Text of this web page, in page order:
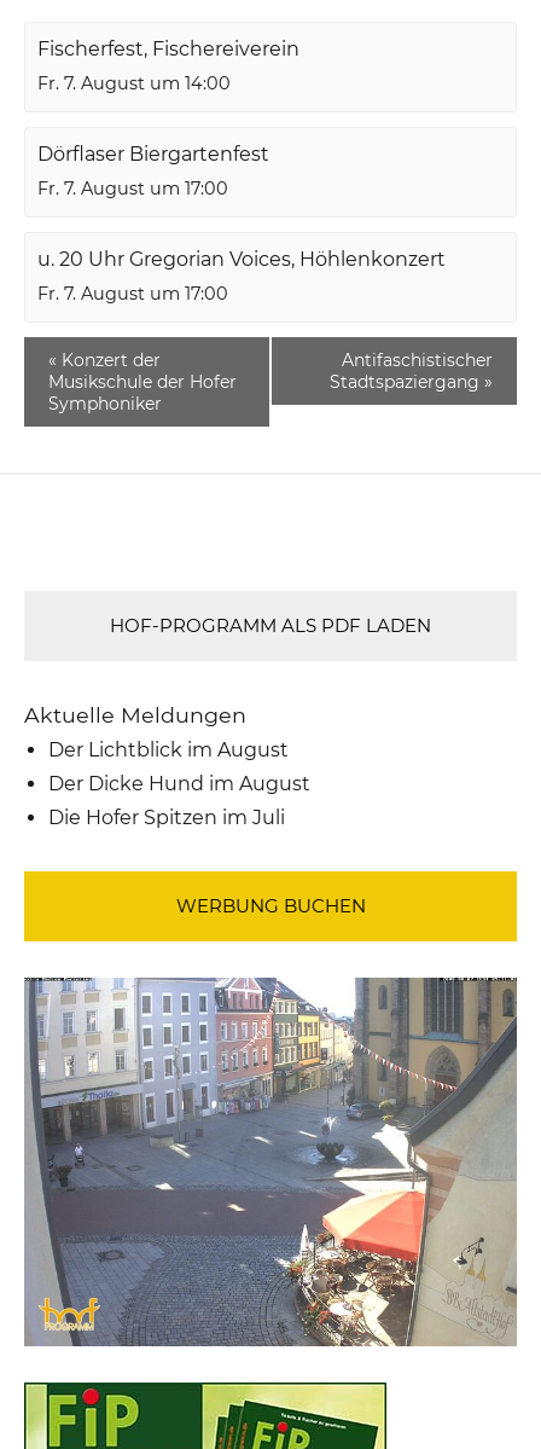
Fischerfest, Fischereiverein
Fr. 7. August um 14:00
Dörflaser Biergartenfest
Fr. 7. August um 17:00
u. 20 Uhr Gregorian Voices, Höhlenkonzert
Fr. 7. August um 17:00
« Konzert der
Musikschule der Hofer
Symphoniker
Antifaschistischer
Stadtspaziergang »
HOF-PROGRAMM ALS PDF LADEN
Aktuelle Meldungen
Der Lichtblick im August
Der Dicke Hund im August
Die Hofer Spitzen im Juli
WERBUNG BUCHEN